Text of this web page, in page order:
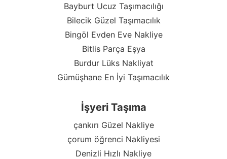
Bayburt Ucuz Taşımacılığı
Bilecik Güzel Taşımacılık
Bingöl Evden Eve Nakliye
Bitlis Parça Eşya
Burdur Lüks Nakliyat
Gümüşhane En İyi Taşımacılık
İşyeri Taşıma
çankırı Güzel Nakliye
çorum öğrenci Nakliyesi
Denizli Hızlı Nakliye